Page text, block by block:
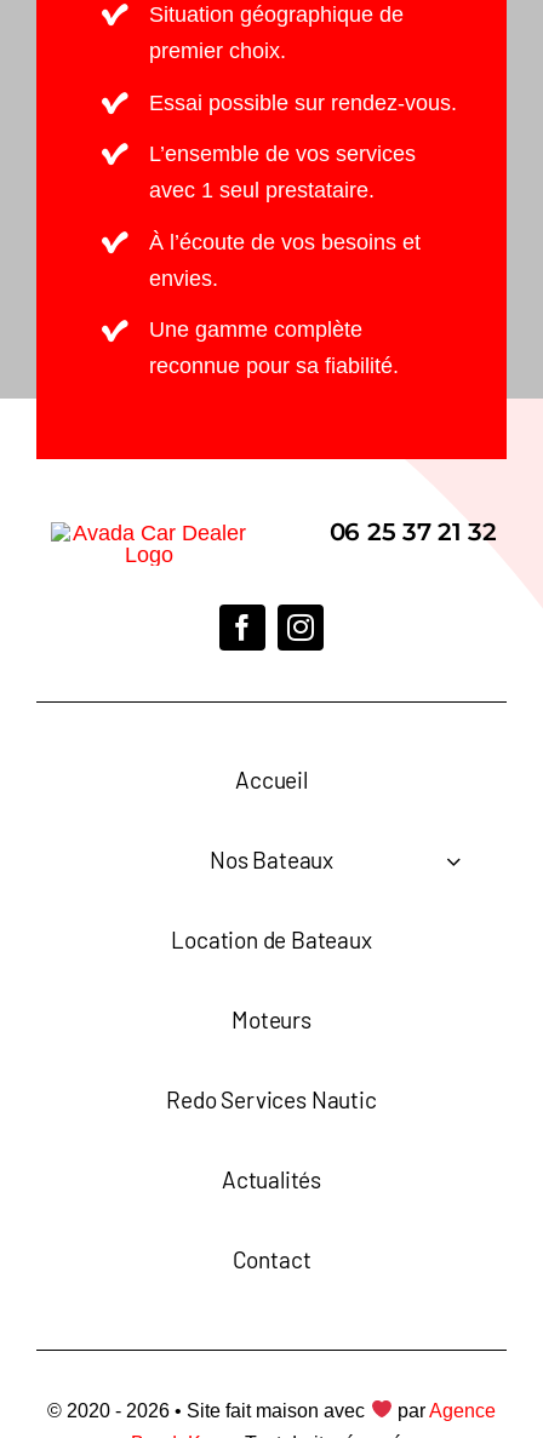
Situation géographique de
premier choix.
Essai possible sur rendez-vous.
L’ensemble de vos services
avec 1 seul prestataire.
À l’écoute de vos besoins et
envies.
Une gamme complète
reconnue pour sa fiabilité.
06 25 37 21 32
Accueil
Nos Bateaux
Location de Bateaux
Moteurs
Redo Services Nautic
Actualités
Contact
© 2020 - 2026 • Site fait maison avec parAgence